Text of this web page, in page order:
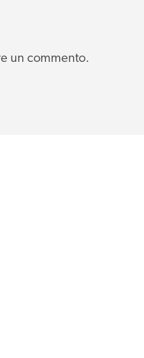
un commento.